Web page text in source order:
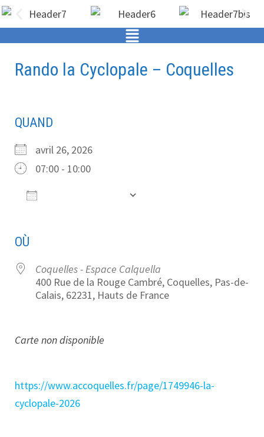
Rando la Cyclopale – Coquelles
QUAND
avril 26, 2026
07:00 - 10:00
OÙ
Coquelles - Espace Calquella
400 Rue de la Rouge Cambré, Coquelles, Pas-de-
Calais, 62231, Hauts de France
Carte non disponible
https://www.accoquelles.fr/page/1749946-la-
cyclopale-2026